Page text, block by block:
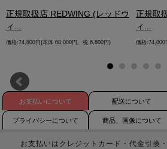
正規取扱店 REDWING (レッドウ
ィ...
価格:74,800円(本体 68,000円、税 6,800円)
正規取
ィ...
価格:74,800
お支払いについて 配送について
プライバシーについて 商品、画像について
お支払いはクレジットカード・代金引換